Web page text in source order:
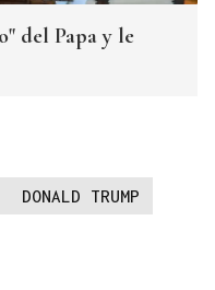
del Papa y le
DONALD TRUMP